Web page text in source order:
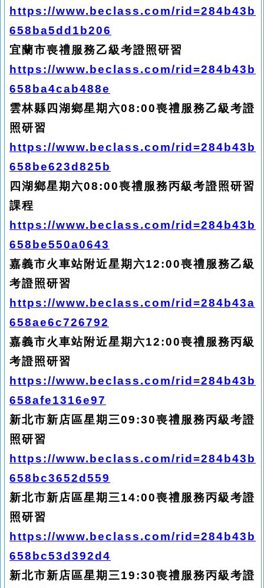
https://www.beclass.com/rid=284b43b
658ba5dd1b206
宜蘭市喪禮服務乙級考證照研習
https://www.beclass.com/rid=284b43b
658ba4cab488e
雲林縣四湖鄉星期六08:00喪禮服務乙級考證
照研習
https://www.beclass.com/rid=284b43b
658be623d825b
四湖鄉星期六08:00喪禮服務丙級考證照研習
課程
https://www.beclass.com/rid=284b43b
658be550a0643
嘉義市火車站附近星期六12:00喪禮服務乙級
考證照研習
https://www.beclass.com/rid=284b43a
658ae6c726792
嘉義市火車站附近星期六12:00喪禮服務丙級
考證照研習
https://www.beclass.com/rid=284b43b
658afe1316e97
新北市新店區星期三09:30喪禮服務丙級考證
照研習
https://www.beclass.com/rid=284b43b
658bc3652d559
新北市新店區星期三14:00喪禮服務丙級考證
照研習
https://www.beclass.com/rid=284b43b
658bc53d392d4
新北市新店區星期三19:30喪禮服務丙級考證